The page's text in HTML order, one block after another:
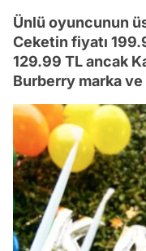
Ünlü oyuncunun
Ceketin fiyatı
129.99 TL ancak
Burberry marka ve